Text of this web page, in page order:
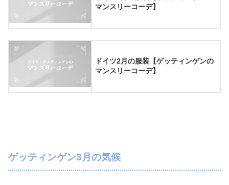
マンスリーコーデ】
ドイツ2月の服装【ゲッティンゲンの
マンスリーコーデ】
ゲッティンゲン3月の気候